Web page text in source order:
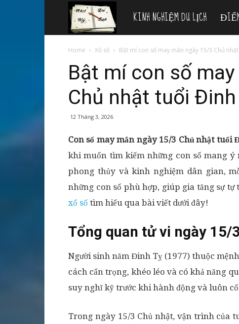
Nhật
ký
du
KINH NGHIỆM DU LỊCH
Home Xổ số Bật mí con số may mắn ngày 15/3 Chủ
Bật mí con số
Chủ nhật tuổi Đinh
12 Tháng 3, 2026
Con số may mắn ngày 15/3 Chủ nhật tuổi
khi muốn tìm kiếm những con số mang
phong thủy và kinh nghiệm dân gian,
những con số phù hợp, giúp gia tăng sự
xổ số tìm hiểu qua bài viết dưới đây!
Tổng quan tử vi ngày 15/
Người sinh năm Đinh Tỵ (1977) thuộc
cách cẩn trọng, khéo léo và có khả năng
suy nghĩ kỹ trước khi hành động và luôn
Trong ngày 15/3 Chủ nhật, vận trình